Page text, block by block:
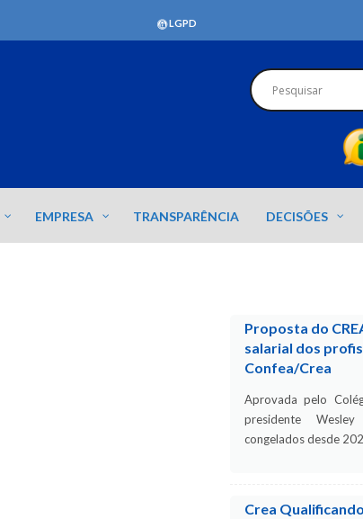
LGPD
EMPRESA TRANSPARÊNCIA DECISÕES
Proposta do
salarial dos
Confea/Crea
Aprovada pelo
presidente
congelados desde
Crea